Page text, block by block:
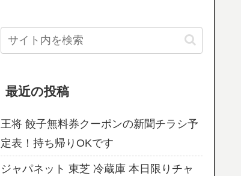
最近の投稿
王将 餃子無料券クーポンの新聞チラシ予
定表！持ち帰りOKです
ジャパネット 東芝 冷蔵庫 本日限りチャ